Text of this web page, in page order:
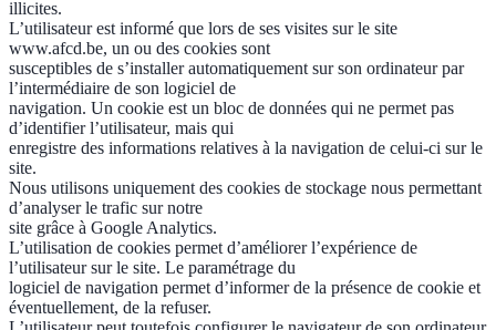
illicites.
L’utilisateur est informé que lors de ses visites sur le site
www.afcd.be, un ou des cookies sont
susceptibles de s’installer automatiquement sur son ordinateur par
l’intermédiaire de son logiciel de
navigation. Un cookie est un bloc de données qui ne permet pas
d’identifier l’utilisateur, mais qui
enregistre des informations relatives à la navigation de celui-ci sur le
site.
Nous utilisons uniquement des cookies de stockage nous permettant
d’analyser le trafic sur notre
site grâce à Google Analytics.
L’utilisation de cookies permet d’améliorer l’expérience de
l’utilisateur sur le site. Le paramétrage du
logiciel de navigation permet d’informer de la présence de cookie et
éventuellement, de la refuser.